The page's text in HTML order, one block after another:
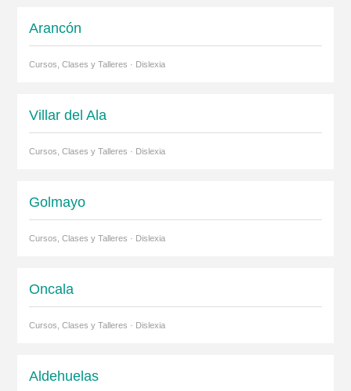
Arancón
Cursos, Clases y Talleres · Dislexia
Villar del Ala
Cursos, Clases y Talleres · Dislexia
Golmayo
Cursos, Clases y Talleres · Dislexia
Oncala
Cursos, Clases y Talleres · Dislexia
Aldehuelas